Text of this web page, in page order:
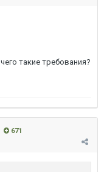
такие требования?
671